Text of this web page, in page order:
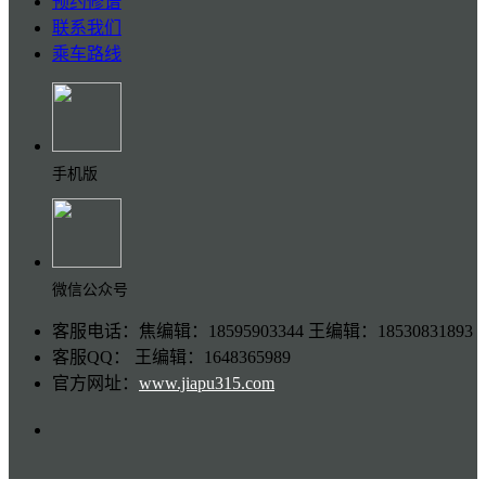
联系我们
乘车路线
手机版
微信公众号
客服电话：焦编辑：18595903344 王编辑：18530831893
客服QQ： 王编辑：1648365989
官方网址： www.jiapu315.com